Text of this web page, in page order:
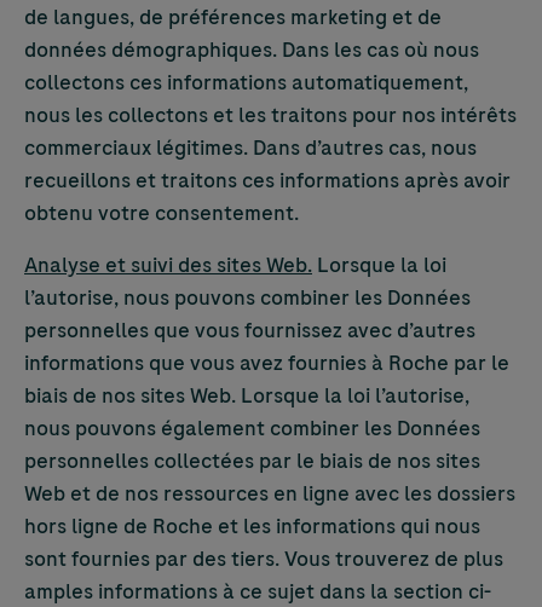
de langues, de préférences marketing et de
données démographiques. Dans les cas où nous
collectons ces informations automatiquement,
nous les collectons et les traitons pour nos intérêts
commerciaux légitimes. Dans d’autres cas, nous
recueillons et traitons ces informations après avoir
obtenu votre consentement.
Analyse et suivi des sites Web. Lorsque la loi
l’autorise, nous pouvons combiner les Données
personnelles que vous fournissez avec d’autres
informations que vous avez fournies à Roche par le
biais de nos sites Web. Lorsque la loi l’autorise,
nous pouvons également combiner les Données
personnelles collectées par le biais de nos sites
Web et de nos ressources en ligne avec les dossiers
hors ligne de Roche et les informations qui nous
sont fournies par des tiers. Vous trouverez de plus
amples informations à ce sujet dans la section ci-